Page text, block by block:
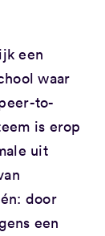
een
waar
to-
is erop
uit
door
een